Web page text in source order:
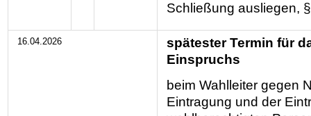
Schließung ausliegen,
16.04.2026
spätester Termin für
Einspruchs
beim Wahlleiter gegen
Eintragung und der